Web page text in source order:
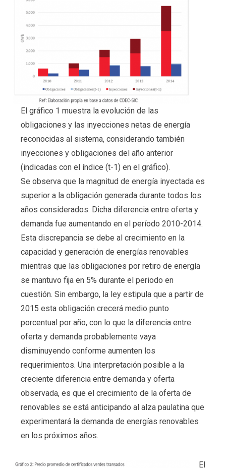
El gráfico 1 muestra la evolución de las
obligaciones y las inyecciones netas de energía
reconocidas al sistema, considerando también
inyecciones y obligaciones del año anterior
(indicadas con el índice (t-1) en el gráfico).
Se observa que la magnitud de energía inyectada es
superior a la obligación generada durante todos los
años considerados. Dicha diferencia entre oferta y
demanda fue aumentando en el período 2010-2014.
Esta discrepancia se debe al crecimiento en la
capacidad y generación de energías renovables
mientras que las obligaciones por retiro de energía
se mantuvo fija en 5% durante el periodo en
cuestión. Sin embargo, la ley estipula que a partir de
2015 esta obligación crecerá medio punto
porcentual por año, con lo que la diferencia entre
oferta y demanda probablemente vaya
disminuyendo conforme aumenten los
requerimientos. Una interpretación posible a la
creciente diferencia entre demanda y oferta
observada, es que el crecimiento de la oferta de
renovables se está anticipando al alza paulatina que
experimentará la demanda de energías renovables
en los próximos años.
El